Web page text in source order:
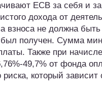
ЕСВ за себя и
дохода от
не должна быть
получен. Сумма
Также при
49,7% от фонда
который